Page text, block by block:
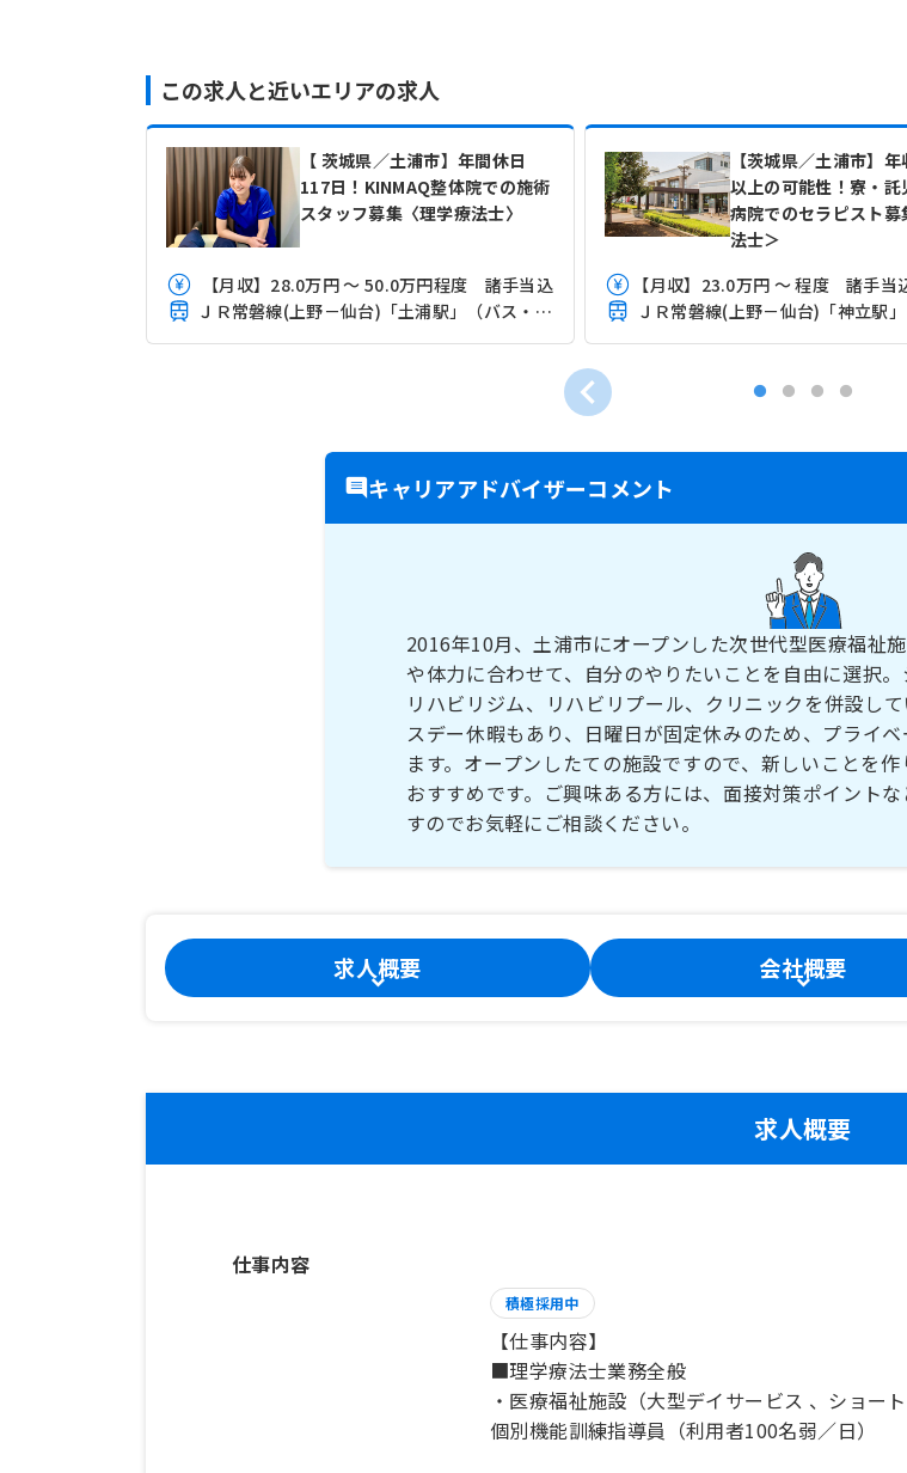
この求人と近いエリアの求人
【 茨城県／土浦市】年間休日
117日！KINMAQ整体院での施術
スタッフ募集〈理学療法士〉
【月収】28.0万円 ～ 50.0万円程度 諸手当込
ＪＲ常磐線(上野－仙台)「土浦駅」（バス・車12分）
【茨城県／土浦市】年
以上の可能性！寮・託
病院でのセラピスト募
法士＞
キャリアアドバイザーコメント
2016年10月、土浦市にオープンした次世代型医療福祉
や体力に合わせて、自分のやりたいことを自由に選択。
リハビリジム、リハビリプール、クリニックを併設し
スデー休暇もあり、日曜日が固定休みのため、プライ
ます。オープンしたての施設ですので、新しいことを
おすすめです。ご興味ある方には、面接対策ポイント
すのでお気軽にご相談ください。
求人概要 会社概要
求人概要
仕事内容
積極採用中
【仕事内容】
■理学療法士業務全般
・医療福祉施設（大型デイサービス 、ショー
個別機能訓練指導員（利用者100名弱／日）